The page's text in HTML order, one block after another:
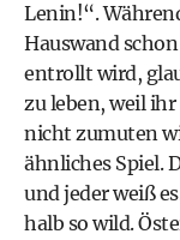
Lenin!“.
Hauswand
entrollt wird,
zu leben, weil
nicht zumuten
ähnliches Spiel.
und jeder weiß
halb so wild.